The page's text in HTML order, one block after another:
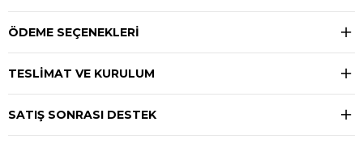
ÖDEME SEÇENEKLERI
TESLIMAT VE KURULUM
SATIŞ SONRASI DESTEK